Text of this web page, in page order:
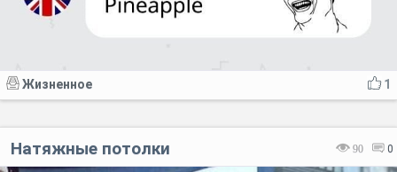
1
Жизненное
90 0
Натяжные потолки⁠